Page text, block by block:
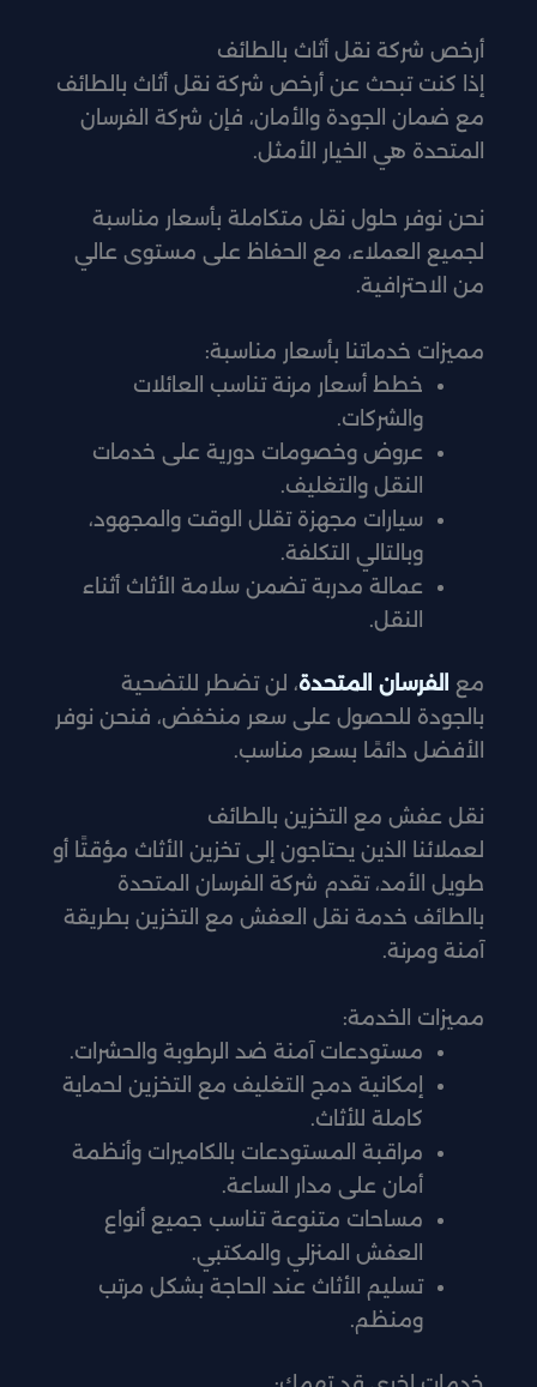
أرخص شركة نقل أثاث بالطائف
إذا كنت تبحث عن أرخص شركة نقل أثاث بالطائف
مع ضمان الجودة والأمان، فإن شركة الفرسان
المتحدة هي الخيار الأمثل.
نحن نوفر حلول نقل متكاملة بأسعار مناسبة
لجميع العملاء، مع الحفاظ على مستوى عالي
من الاحترافية.
مميزات خدماتنا بأسعار مناسبة:
خطط أسعار مرنة تناسب العائلات
والشركات.
عروض وخصومات دورية على خدمات
النقل والتغليف.
سيارات مجهزة تقلل الوقت والمجهود،
وبالتالي التكلفة.
عمالة مدربة تضمن سلامة الأثاث أثناء
النقل.
مع الفرسان المتحدة، لن تضطر للتضحية
بالجودة للحصول على سعر منخفض، فنحن نوفر
الأفضل دائمًا بسعر مناسب.
نقل عفش مع التخزين بالطائف
لعملائنا الذين يحتاجون إلى تخزين الأثاث مؤقتًا أو
طويل الأمد، تقدم شركة الفرسان المتحدة
بالطائف خدمة نقل العفش مع التخزين بطريقة
آمنة ومرنة.
مميزات الخدمة:
مستودعات آمنة ضد الرطوبة والحشرات.
إمكانية دمج التغليف مع التخزين لحماية
كاملة للأثاث.
مراقبة المستودعات بالكاميرات وأنظمة
أمان على مدار الساعة.
مساحات متنوعة تناسب جميع أنواع
العفش المنزلي والمكتبي.
تسليم الأثاث عند الحاجة بشكل مرتب
ومنظم.